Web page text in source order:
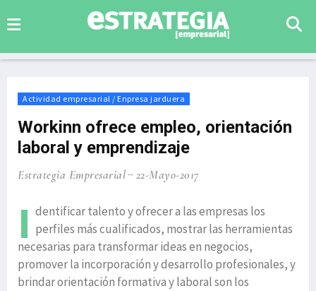
Actividad empresarial / Enpresa jarduera
Workinn ofrece empleo, orientación
laboral y emprendizaje
Estrategia Empresarial 22-Mayo-2017
I dentificar talento y ofrecer a las empresas los
perfiles más cualificados, mostrar las herramientas
necesarias para transformar ideas en negocios,
promover la incorporación y desarrollo profesionales, y
brindar orientación formativa y laboral son los